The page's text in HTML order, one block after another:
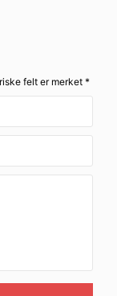
felt er merket *